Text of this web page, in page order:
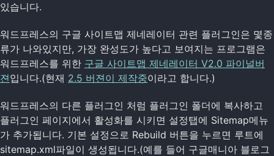
있습니다.
워드프레스의 구글 사이트맵 제네레이터 관련 플러그인은 몇종
류가 나와있지만, 가장 완성도가 높다고 보여지는 프로그램은
워드프레스를 위한 구글 사이트맵 제네레이터 V2.0 파이널버
젼입니다.(현재 2.5 버젼이 제작중이라고 합니다.)
워드프레스의 다른 플러그인 처럼 플러그인 폴더에 복사하고
플러그인 페이지에서 활성화를 시키면 설정탭에 Sitemap메뉴
가 추가됩니다. 기본 설정으로 Rebuild 버튼을 누르면 루트에
sitemap.xml파일이 생성됩니다.(예를 들어 구글매니아 블로그